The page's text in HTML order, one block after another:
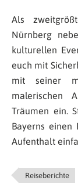
Als
Nürnberg
kulturellen
euch mit
mit seiner
malerischen
Träumen ein.
Bayerns
Aufenthalt
Reiseberichte